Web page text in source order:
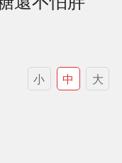
小 中 大